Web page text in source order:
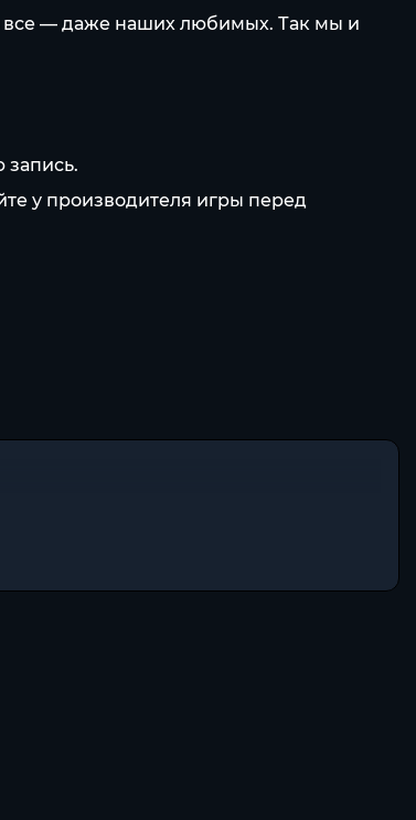
все — даже наших любимых. Так мы и
запись.
у производителя игры перед